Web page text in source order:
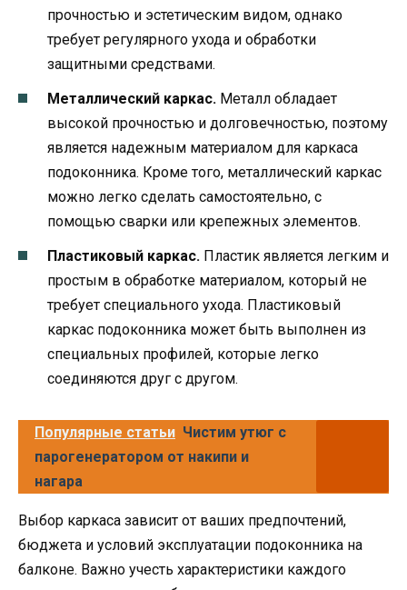
прочностью и эстетическим видом, однако
требует регулярного ухода и обработки
защитными средствами.
Металлический каркас. Металл обладает
высокой прочностью и долговечностью, поэтому
является надежным материалом для каркаса
подоконника. Кроме того, металлический каркас
можно легко сделать самостоятельно, с
помощью сварки или крепежных элементов.
Пластиковый каркас. Пластик является легким и
простым в обработке материалом, который не
требует специального ухода. Пластиковый
каркас подоконника может быть выполнен из
специальных профилей, которые легко
соединяются друг с другом.
Популярные статьи Чистим утюг с
парогенератором от накипи и
нагара
Выбор каркаса зависит от ваших предпочтений,
бюджета и условий эксплуатации подоконника на
балконе. Важно учесть характеристики каждого